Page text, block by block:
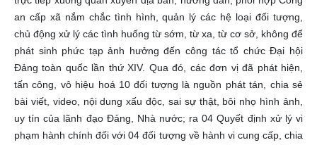
an cấp xã nắm chắc tình hình, quản lý các hệ loại đối tượng,
chủ động xử lý các tình huống từ sớm, từ xa, từ cơ sở, không để
phát sinh phức tạp ảnh hưởng đến công tác tổ chức Đại hội
Đảng toàn quốc lần thứ XIV. Qua đó, các đơn vị đã phát hiện,
tấn công, vô hiệu hoá 10 đối tượng là nguồn phát tán, chia sẻ
bài viết, video, nội dung xấu độc, sai sự thật, bôi nhọ hình ảnh,
uy tín của lãnh đạo Đảng, Nhà nước; ra 04 Quyết định xử lý vi
phạm hành chính đối với 04 đối tượng về hành vi cung cấp, chia